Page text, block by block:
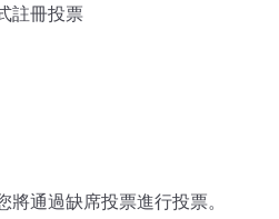
註冊投票
通過缺席投票進行投票。